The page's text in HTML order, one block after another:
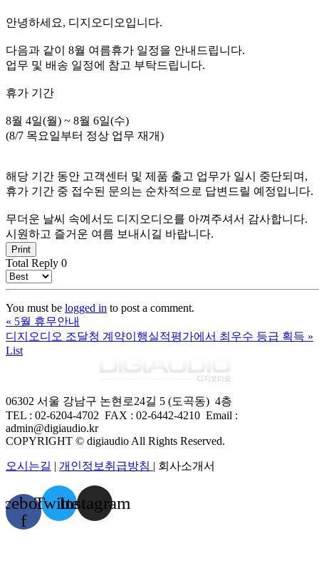
안녕하세요, 디지오디오입니다.
다음과 같이 8월 여름휴가 일정을 안내드립니다.
업무 및 배송 일정에 참고 부탁드립니다.
휴가 기간
8월 4일(월) ~ 8월 6일(수)
(8/7 목요일부터 정상 업무 재개)
해당 기간 동안 고객센터 및 제품 출고 업무가 일시 중단되며,
휴가 기간 중 접수된 문의는 순차적으로 답변드릴 예정입니다.
무더운 날씨 속에서도 디지오디오를 아껴주셔서 감사합니다.
시원하고 즐거운 여름 보내시길 바랍니다.
Print
Total Reply 0
You must be logged in to post a comment.
« 5월 휴무안내
디지오디오 조달청 계약이행실적평가에서 최우수 등급 획득 »
List
06302 서울 강남구 논현로24길 5 (도곡동) 4층
TEL : 02-6204-4702 FAX : 02-6442-4210 Email :
admin@digiaudio.kr
COPYRIGHT © digiaudio All Rights Reserved.
오시는길 | 개인정보취급방침 | 회사소개서
f
TwitterInstagram